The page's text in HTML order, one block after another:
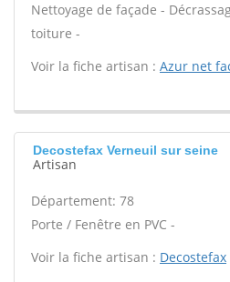
Nettoyage de façade -
toiture -
Voir la fiche artisan : Azur net
Decostefax Verneuil sur seine
Artisan
Département: 78
Porte / Fenêtre en PVC -
Voir la fiche artisan : Decostefax